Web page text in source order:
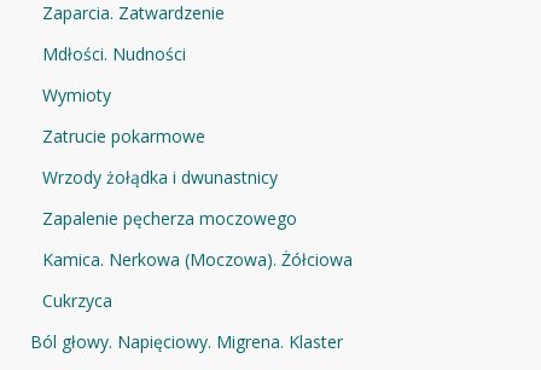
Zaparcia. Zatwardzenie
Mdłości. Nudności
Wymioty
Zatrucie pokarmowe
Wrzody żołądka i dwunastnicy
Zapalenie pęcherza moczowego
Kamica. Nerkowa (Moczowa). Żółciowa
Cukrzyca
Ból głowy. Napięciowy. Migrena. Klaster